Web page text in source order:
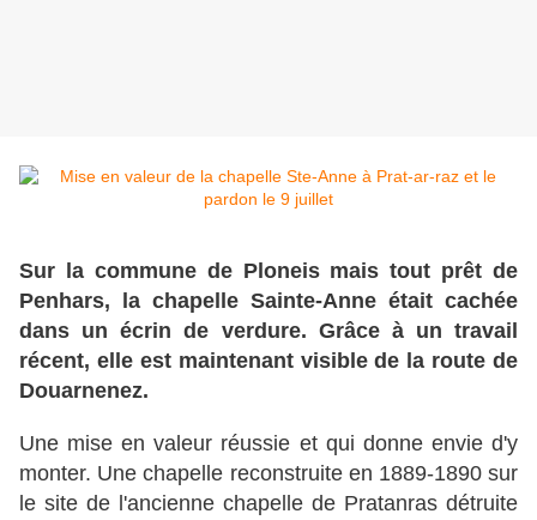
Sur la commune de Ploneis mais tout prêt de
Penhars, la chapelle Sainte-Anne était cachée
dans un écrin de verdure. Grâce à un travail
récent, elle est maintenant visible de la route de
Douarnenez.
Une mise en valeur réussie et qui donne envie d'y
monter. Une chapelle reconstruite en 1889-1890 sur
le site de l'ancienne chapelle de Pratanras détruite